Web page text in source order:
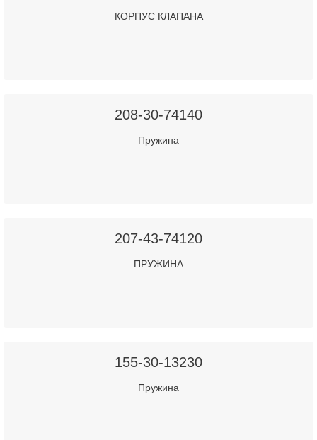
КОРПУС КЛАПАНА
208-30-74140
Пружина
207-43-74120
ПРУЖИНА
155-30-13230
Пружина